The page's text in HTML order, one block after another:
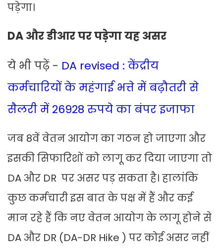
पड़ेगा।
DA और डीआर पर पड़ेगा यह असर
ये भी पढ़ें - DA revised : केंद्रीय
कर्मचारियों के महंगाई भत्ते में बढ़ौतरी से
सैलरी में 26928 रुपये का बंपर इजाफा
जब 8वें वेतन आयोग का गठन हो जाएगा और
इसकी सिफारिशों को लागू कर दिया जाएगा तो
DA और DR पर असर पड़ सकता है। हालांकि
कुछ कर्मचारी इस बात के पक्ष में हैं और कई
मान रहे हैं कि नए वेतन आयोग के लागू होने से
DA और DR (DA-DR Hike ) पर कोई असर नहीं